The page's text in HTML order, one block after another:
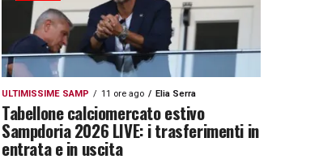
ULTIMISSIME SAMP 11 ore ago Elia Serra
Tabellone calciomercato estivo
Sampdoria 2026 LIVE: i trasferimenti in
entrata e in uscita